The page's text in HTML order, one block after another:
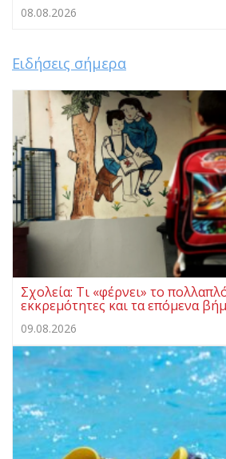
08.08.2026
Ειδήσεις σήμερα
Σχολεία: Τι «φέρνει» το
εκκρεμότητες και τα επόμενα
09.08.2026